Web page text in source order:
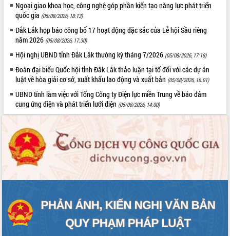
trong thương mại điện tử năm 2026
Đoàn đại biểu Quốc hội tỉnh Đắk Lắk
trao đổi thông tin trước Kỳ họp thứ
nhất, Quốc hội khóa XVI
Quyết liệt cải cách hành chính, khơi
thông nguồn lực phát triển
Nâng cao hiệu lực, hiệu quả HĐND
tỉnh thông qua hiện đại hóa hành chính
Xã Ea Phê gắn cải cách hành chính với
chuyển đổi số
Hồ Thị Nguyên Thảo làm việc tại Trung
tâm Phục vụ hành chính công xã Ea
Phê
Xây dựng nền hành chính số đồng
hành cùng nông dân dân, doanh nghiệp
đấu có 77% xã đạt chuẩn nông thôn
mới
Chuyển đổi số 'mở đường' cho nông
Ngoại giao khoa học, công nghệ góp phần kiến tạo năng lực phát triển
quốc gia (05/08/2026, 18:13)
Đắk Lắk họp báo công bố 17 hoạt động đặc sắc của Lễ hội Sầu riêng
năm 2026 (05/08/2026, 17:30)
Hội nghị UBND tỉnh Đắk Lắk thường kỳ tháng 7/2026 (05/08/2026, 17:18)
Đoàn đại biểu Quốc hội tỉnh Đắk Lắk thảo luận tại tổ đối với các dự án
luật về hòa giải cơ sở, xuất khẩu lao động và xuất bản (05/08/2026, 16:01)
UBND tỉnh làm việc với Tổng Công ty Điện lực miền Trung về bảo đảm
cung ứng điện và phát triển lưới điện (05/08/2026, 14:00)